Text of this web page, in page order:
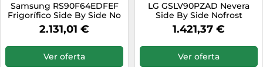
Samsung RS90F64EDFEF
Frigorífico Side By Side No
Frost 614 L Dispensador
WiFi
2.131,01 €
Ver oferta
LG GSLV90PZAD Nevera
Side By Side Nofrost
Invierte Dispensador Wi-Fi
Inox
1.421,37 €
Ver oferta